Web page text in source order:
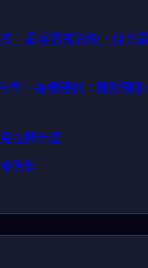
：最容易被忽略，但也
單一指標硬猜：風險預
在問什麼
資料